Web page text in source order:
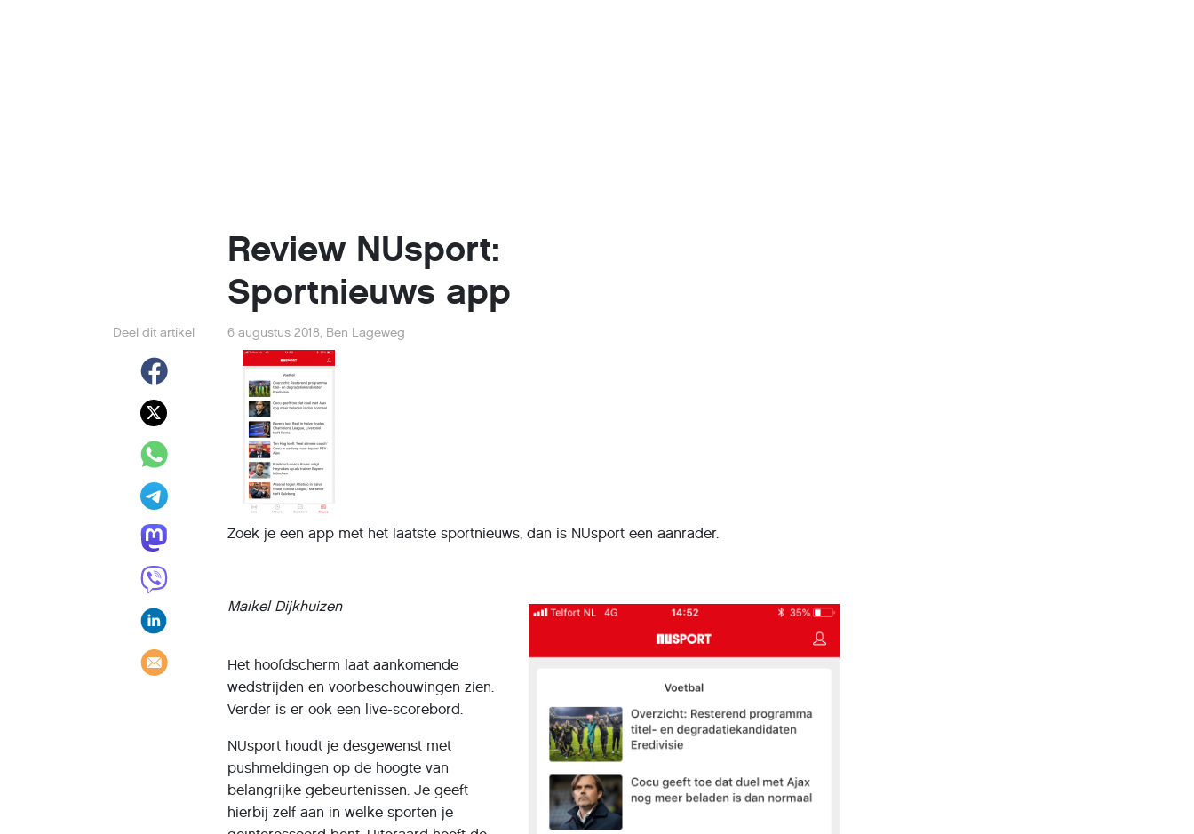
Review NUsport:
Sportnieuws app
Deel dit artikel 6 augustus 2018, Ben Lageweg
Zoek je een app met het laatste sportnieuws, dan is NUsport een aanrader.
Maikel Dijkhuizen
Het hoofdscherm laat aankomende
wedstrijden en voorbeschouwingen zien.
Verder is er ook een live-scorebord.
NUsport houdt je desgewenst met
pushmeldingen op de hoogte van
belangrijke gebeurtenissen. Je geeft
hierbij zelf aan in welke sporten je